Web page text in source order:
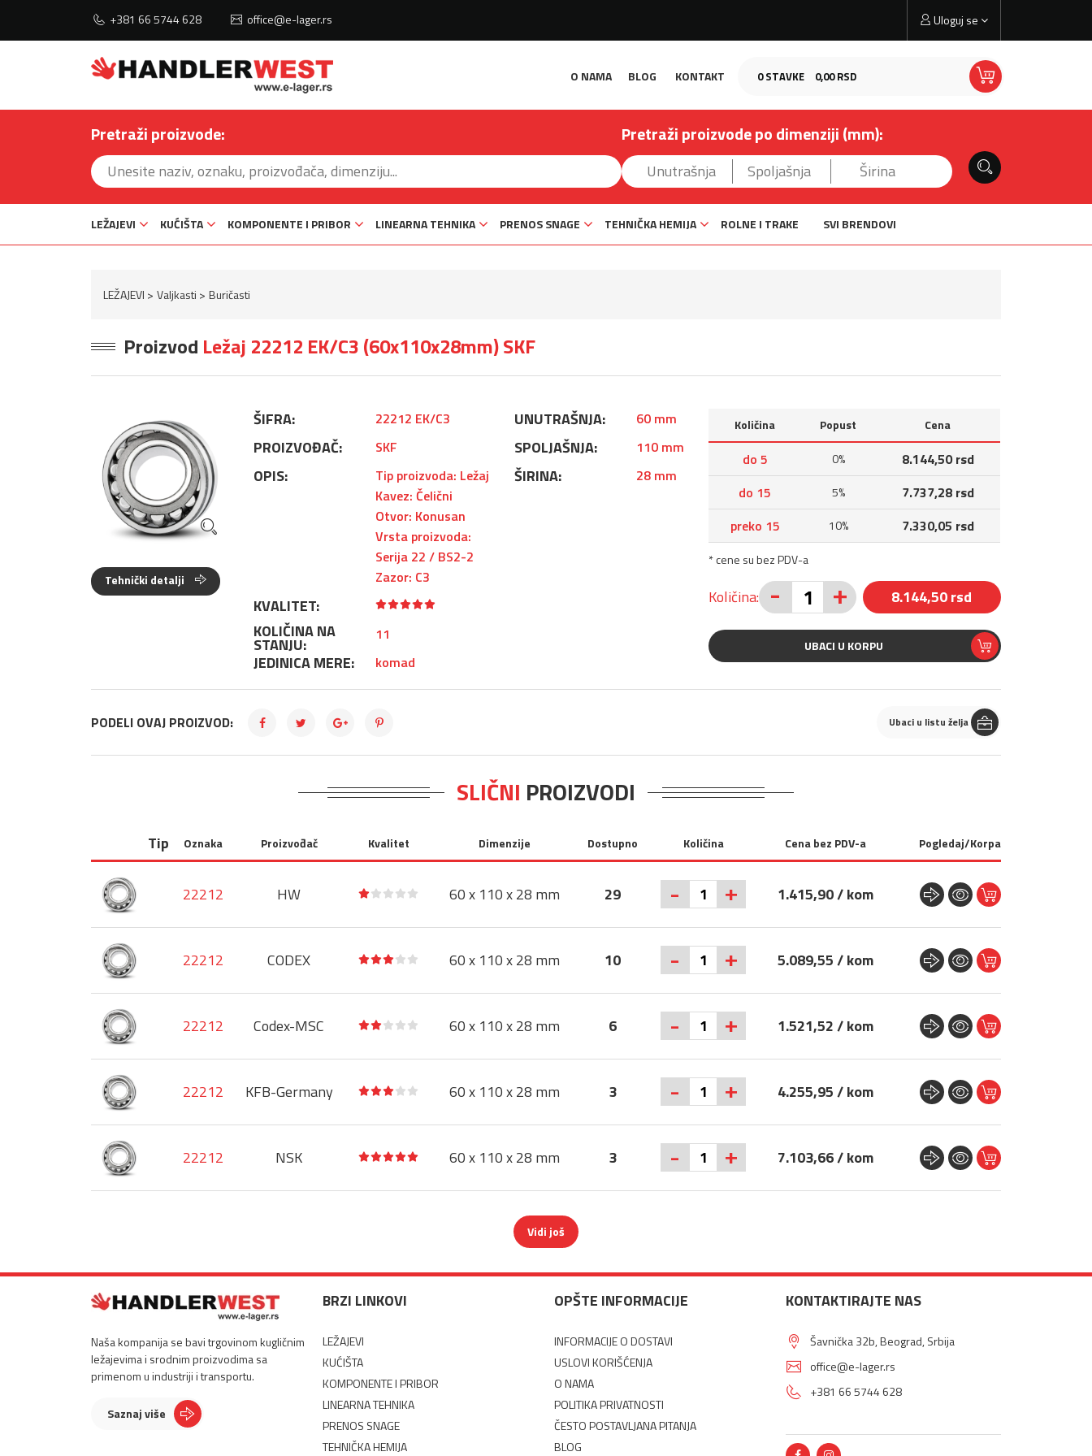
+381 66 5744 628 office@e-lager.rs
0STAVKE 0,00 RSD
Uloguj se
O NAMA BLOG KONTAKT
Pretraži proizvode: Pretraži proizvode po dimenziji (mm):
LEŽAJEVI KUĆIŠTA KOMPONENTE I PRIBOR LINEARNA TEHNIKA PRENOS SNAGE TEHNIČKA HEMIJA ROLNE I TRAKE SVI BRENDOVI
LEŽAJEVI Valjkasti Buričasti
Proizvod Ležaj 22212 EK/C3 (60x110x28mm) SKF
Tehnički detalji
ŠIFRA: 22212 EK/C3
PROIZVOĐAČ: SKF
OPIS:
Tip proizvoda: Ležaj
Kavez: Čelični
Otvor: Konusan
Vrsta proizvoda:
Serija 22 / BS2-2
Zazor: C3
KVALITET:
KOLIČINA NA
STANJU: 11
JEDINICA MERE: komad
UNUTRAŠNJA: 60 mm
SPOLJAŠNJA: 110 mm
ŠIRINA: 28 mm
Količina Popust Cena
do 5 0%
8.144,50 rsd
do 15
5%
7.737,28 rsd
preko 15
10% 7.330,05 rsd
* cene su bez PDV-a
Količina: - + 8.144,50 rsd
UBACI U KORPU
PODELI OVAJ PROIZVOD: Ubaci u listu želja
SLIČNI PROIZVODI
Tip Oznaka Proizvođač Kvalitet Dimenzije Dostupno Količina Cena bez PDV-a Pogledaj/Korpa
22212 HW 60 x 110 x 28 mm 29 - + 1.415,90 / kom
22212 CODEX 60 x 110 x 28 mm 10 - + 5.089,55 / kom
22212 Codex-MSC 60 x 110 x 28 mm 6 - + 1.521,52 / kom
22212 KFB-Germany 60 x 110 x 28 mm 3 - + 4.255,95 / kom
22212 NSK 60 x 110 x 28 mm 3 - + 7.103,66 / kom
Vidi još
Naša kompanija se bavi trgovinom kugličnim
ležajevima i srodnim proizvodima sa
primenom u industriji i transportu.
Saznaj više
BRZI LINKOVI
LEŽAJEVI
KUĆIŠTA
KOMPONENTE I PRIBOR
LINEARNA TEHNIKA
PRENOS SNAGE
TEHNIČKA HEMIJA
OPŠTE INFORMACIJE
INFORMACIJE O DOSTAVI
USLOVI KORIŠĆENJA
O NAMA
POLITIKA PRIVATNOSTI
ČESTO POSTAVLJANA PITANJA
BLOG
KONTAKTIRAJTE NAS
Šavnička 32b, Beograd, Srbija
office@e-lager.rs
+381 66 5744 628